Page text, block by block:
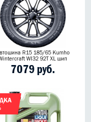
R15 185/65 Kumho
WI32 92T XL шип
7079 руб.